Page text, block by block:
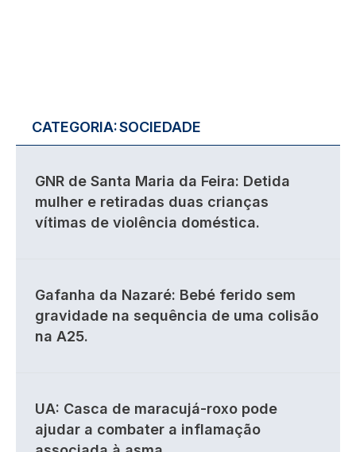
CATEGORIA:SOCIEDADE
GNR de Santa Maria da Feira: Detida
mulher e retiradas duas crianças
vítimas de violência doméstica.
Gafanha da Nazaré: Bebé ferido sem
gravidade na sequência de uma colisão
na A25.
UA: Casca de maracujá-roxo pode
ajudar a combater a inflamação